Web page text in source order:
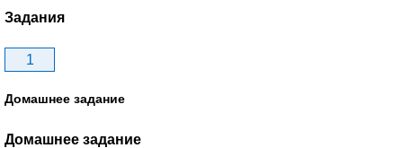
Задания
1
Домашнее задание
Домашнее задание